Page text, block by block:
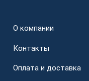
О компании
Контакты
Оплата и доставка